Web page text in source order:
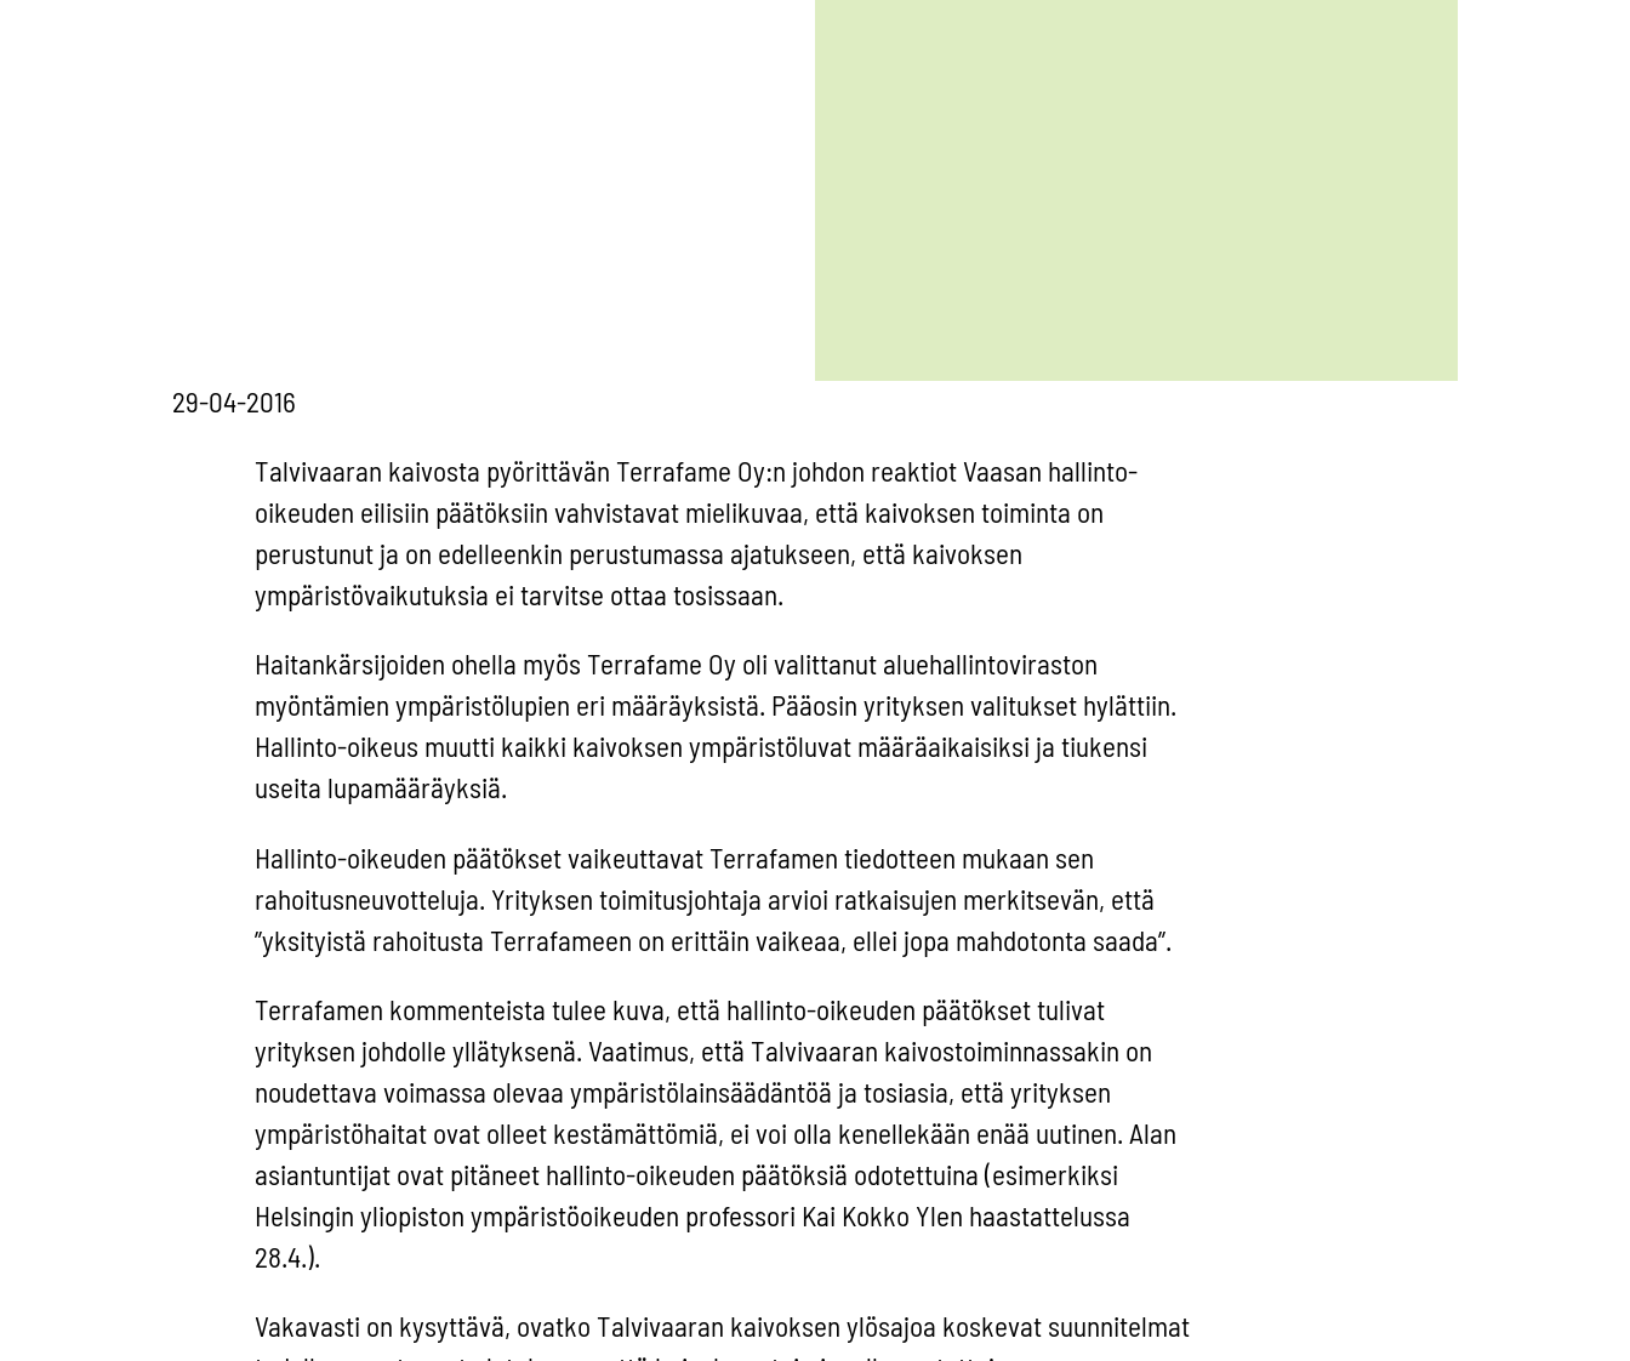
29-04-2016
Talvivaaran kaivosta pyörittävän Terrafame Oy:n johdon reaktiot Vaasan hallinto-
oikeuden eilisiin päätöksiin vahvistavat mielikuvaa, että kaivoksen toiminta on
perustunut ja on edelleenkin perustumassa ajatukseen, että kaivoksen
ympäristövaikutuksia ei tarvitse ottaa tosissaan.
Haitankärsijoiden ohella myös Terrafame Oy oli valittanut aluehallintoviraston
myöntämien ympäristölupien eri määräyksistä. Pääosin yrityksen valitukset hylättiin.
Hallinto-oikeus muutti kaikki kaivoksen ympäristöluvat määräaikaisiksi ja tiukensi
useita lupamääräyksiä.
Hallinto-oikeuden päätökset vaikeuttavat Terrafamen tiedotteen mukaan sen
rahoitusneuvotteluja. Yrityksen toimitusjohtaja arvioi ratkaisujen merkitsevän, että
”yksityistä rahoitusta Terrafameen on erittäin vaikeaa, ellei jopa mahdotonta saada”.
Terrafamen kommenteista tulee kuva, että hallinto-oikeuden päätökset tulivat
yrityksen johdolle yllätyksenä. Vaatimus, että Talvivaaran kaivostoiminnassakin on
noudettava voimassa olevaa ympäristölainsäädäntöä ja tosiasia, että yrityksen
ympäristöhaitat ovat olleet kestämättömiä, ei voi olla kenellekään enää uutinen. Alan
asiantuntijat ovat pitäneet hallinto-oikeuden päätöksiä odotettuina (esimerkiksi
Helsingin yliopiston ympäristöoikeuden professori Kai Kokko Ylen haastattelussa
28.4.).
Vakavasti on kysyttävä, ovatko Talvivaaran kaivoksen ylösajoa koskevat suunnitelmat